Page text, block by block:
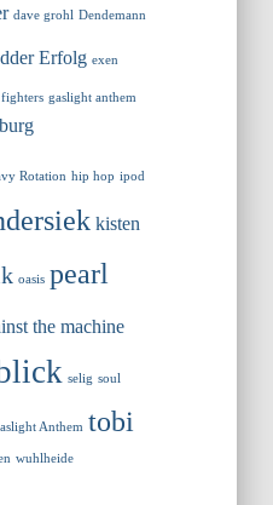
dave grohl Dendemann
Erfolg exen
gaslight anthem
Rotation hip hop ipod
kisten
oasis pearl
the machine
selig soul
Anthem tobi
wuhlheide